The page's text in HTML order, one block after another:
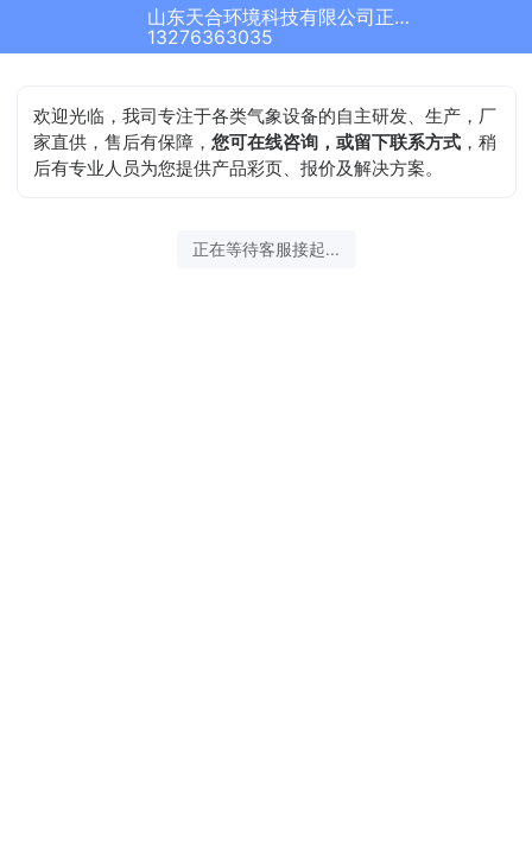
山东天合环境科技有限公司正在为您服务
13276363035
欢迎光临，我司专注于各类气象设备的自主研发、生产，厂
家直供，售后有保障，您可在线咨询，或留下联系方式 ，稍
后有专业人员为您提供产品彩页、报价及解决方案。
正在等待客服接起...